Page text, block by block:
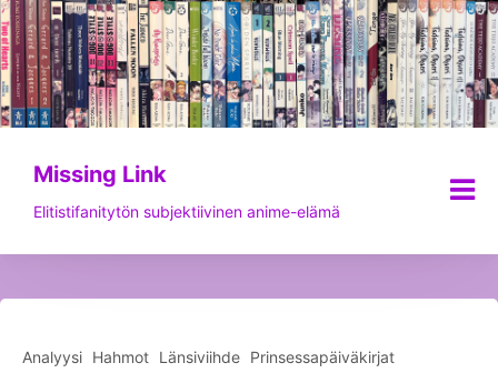
Siirry
sisältöön
Missing Link
Elitistifanitytön subjektiivinen anime-elämä
Analyysi Hahmot Länsiviihde Prinsessapäiväkirjat